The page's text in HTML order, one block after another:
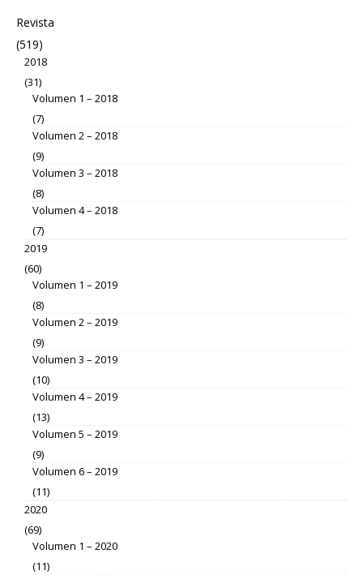
Revista
(519)
2018
(31)
Volumen 1 – 2018
(7)
Volumen 2 – 2018
(9)
Volumen 3 – 2018
(8)
Volumen 4 – 2018
(7)
2019
(60)
Volumen 1 – 2019
(8)
Volumen 2 – 2019
(9)
Volumen 3 – 2019
(10)
Volumen 4 – 2019
(13)
Volumen 5 – 2019
(9)
Volumen 6 – 2019
(11)
2020
(69)
Volumen 1 – 2020
(11)